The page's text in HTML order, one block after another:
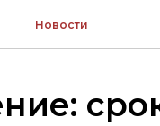
Новости